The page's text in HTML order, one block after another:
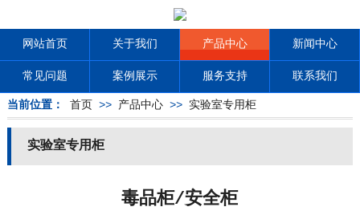
网站首页 关于我们 产品中心 新闻中心
常见问题 案例展示 服务支持 联系我们
当前位置： 首页 >> 产品中心>> 实验室专用柜
实验室专用柜
毒品柜/安全柜